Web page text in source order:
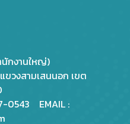
กงานใหญ่)
วงสามเสนนอก เขต
0543 EMAIL :